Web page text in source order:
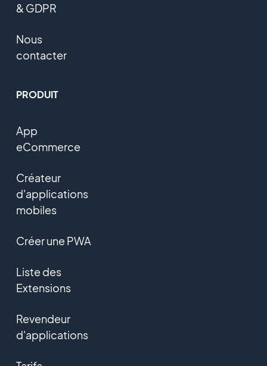
& GDPR
Nous
contacter
PRODUIT
App
eCommerce
Créateur
d'applications
mobiles
Créer une PWA
Liste des
Extensions
Revendeur
d'applications